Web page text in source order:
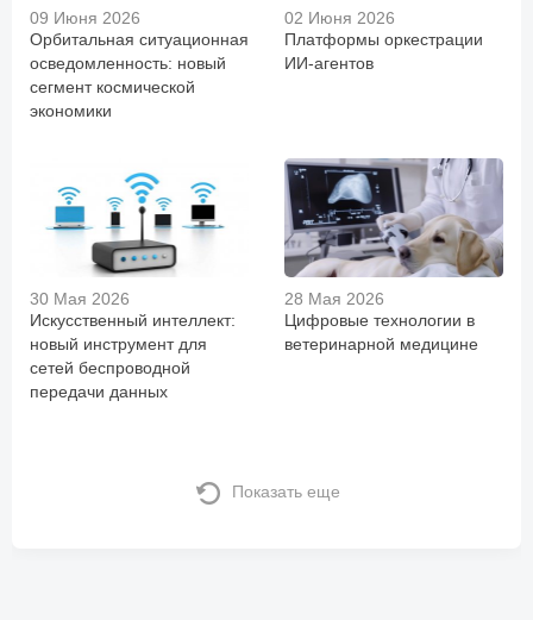
09 Июня 2026
Орбитальная ситуационная
осведомленность: новый
сегмент космической
экономики
02 Июня 2026
Платформы оркестрации
ИИ-агентов
30 Мая 2026
Искусственный интеллект:
новый инструмент для
сетей беспроводной
передачи данных
28 Мая 2026
Цифровые технологии в
ветеринарной медицине
Показать еще